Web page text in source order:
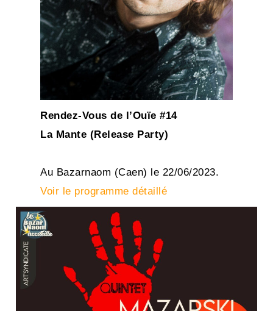
Rendez-Vous de l’Ouïe #14
La Mante (Release Party)
Au Bazarnaom (Caen) le 22/06/2023.
Voir le programme détaillé